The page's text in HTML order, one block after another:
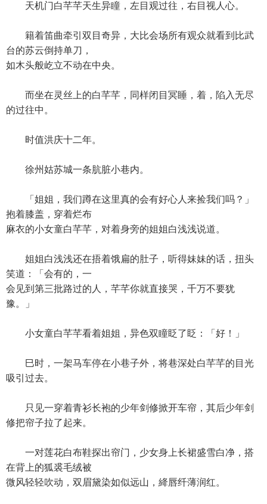
天机门白芊芊天生异瞳，左目观过往，右目视人心。
籍着笛曲牵引双目奇异，大比会场所有观众就看到比武
台的苏云倒持单刀，
如木头般屹立不动在中央。
而坐在灵丝上的白芊芊，同样闭目冥睡，着，陷入无尽
的过往中。
时值洪庆十二年。
徐州姑苏城一条肮脏小巷内。
「姐姐，我们蹲在这里真的会有好心人来捡我们吗？」
抱着膝盖，穿着烂布
麻衣的小女童白芊芊，对着身旁的姐姐白浅浅说道。
姐姐白浅浅还在捂着饿扁的肚子，听得妹妹的话，扭头
笑道：「会有的，一
会见到第三批路过的人，芊芊你就直接哭，千万不要犹
豫。」
小女童白芊芊看着姐姐，异色双瞳眨了眨：「好！」
巳时，一架马车停在小巷子外，将巷深处白芊芊的目光
吸引过去。
只见一穿着青衫长袍的少年剑修掀开车帘，其后少年剑
修把帘子拉了起来。
一对莲花白布鞋探出帘门，少女身上长裙盛雪白净，搭
在背上的狐裘毛绒被
微风轻轻吹动，双眉黛染如似远山，絳唇纤薄润红。